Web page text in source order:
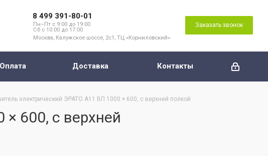
8 499 391-80-01
Пн–Пт с 9:00 до 19:00
Сб с 10:00 до 17:00
Москва, Калужское шоссе, 2с1, ТЦ «Корниловский»
Заказать звонок
Оплата Доставка Контакты
электрический ЭРАТО А11 ВП 1000 × 600, с верхней полкой
600, с верхней